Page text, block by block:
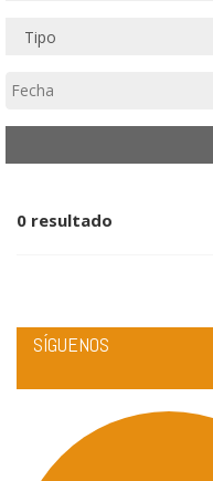
0 resultado
SÍGUENOS